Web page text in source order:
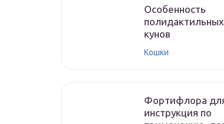
Особенность
кунов
Кошки
Фортифлора
инструкция по